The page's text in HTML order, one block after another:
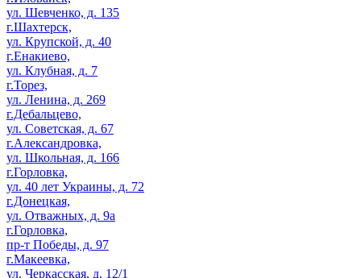
ул. Шевченко, д. 135
г.Шахтерск,
ул. Крупской, д. 40
г.Енакиево,
ул. Клубная, д. 7
г.Торез,
ул. Ленина, д. 269
г.Дебальцево,
ул. Советская, д. 67
г.Александровка,
ул. Школьная, д. 166
г.Горловка,
ул. 40 лет Украины, д. 72
г.Донецкая,
ул. Отважных, д. 9а
г.Горловка,
пр-т Победы, д. 97
г.Макеевка,
ул. Черкасская, д. 12/1